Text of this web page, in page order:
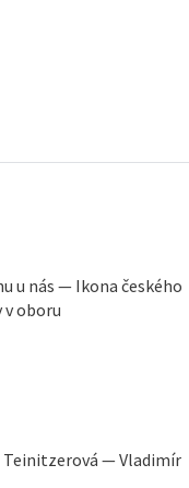
u nás — Ikona českého
oboru
Teinitzerová — Vladimír